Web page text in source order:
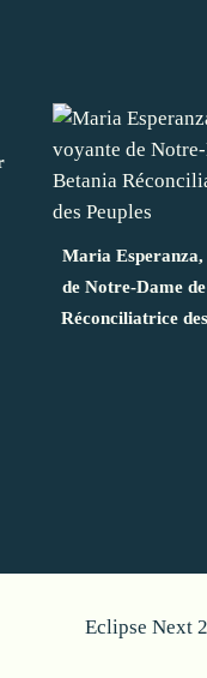
Maria Esperanza,
de Notre-Dame
Réconciliatrice
Eclipse Next